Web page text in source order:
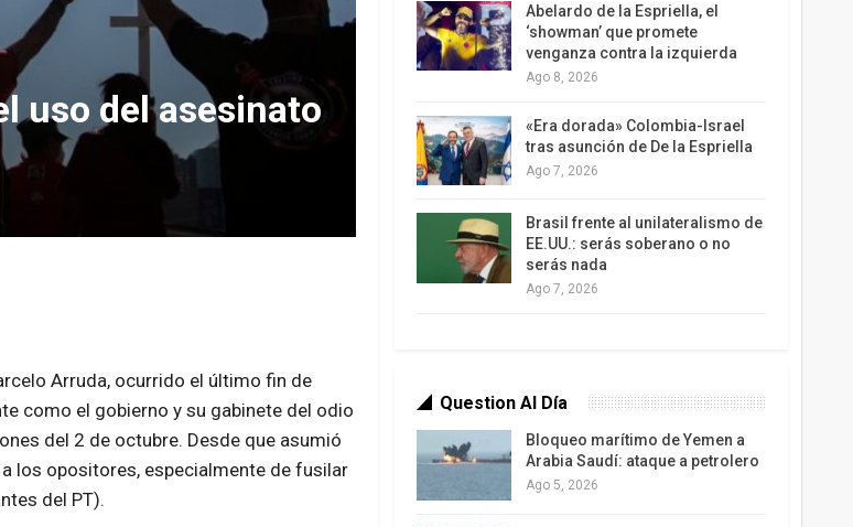
uso del asesinato
Arruda, ocurrido el último fin de
como el gobierno y su gabinete del odio
del 2 de octubre. Desde que asumió
los opositores, especialmente de fusilar
del PT).
Abelardo de la Espriella, el
‘showman’ que promete
venganza contra la izquierda
Ago 8, 2026
«Era dorada» Colombia-Israel
tras asunción de De la Espriella
Ago 7, 2026
Brasil frente al unilateralismo de
EE.UU.: serás soberano o no
serás nada
Ago 7, 2026
Question Al Día
Bloqueo marítimo de Yemen a
Arabia Saudí: ataque a petrolero
Ago 5, 2026